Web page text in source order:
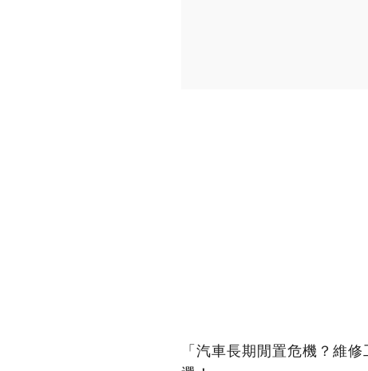
「汽車長期閒置危機？維